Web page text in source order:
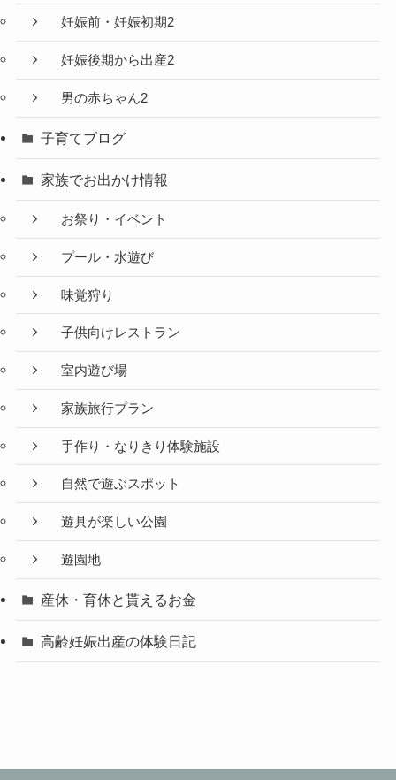
妊娠前・妊娠初期2
妊娠後期から出産2
男の赤ちゃん2
子育てブログ
家族でお出かけ情報
お祭り・イベント
プール・水遊び
味覚狩り
子供向けレストラン
室内遊び場
家族旅行プラン
手作り・なりきり体験施設
自然で遊ぶスポット
遊具が楽しい公園
遊園地
産休・育休と貰えるお金
高齢妊娠出産の体験日記